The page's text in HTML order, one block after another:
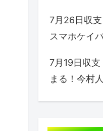
7月26日収
スマホケイ
7月19日収
まる！今村